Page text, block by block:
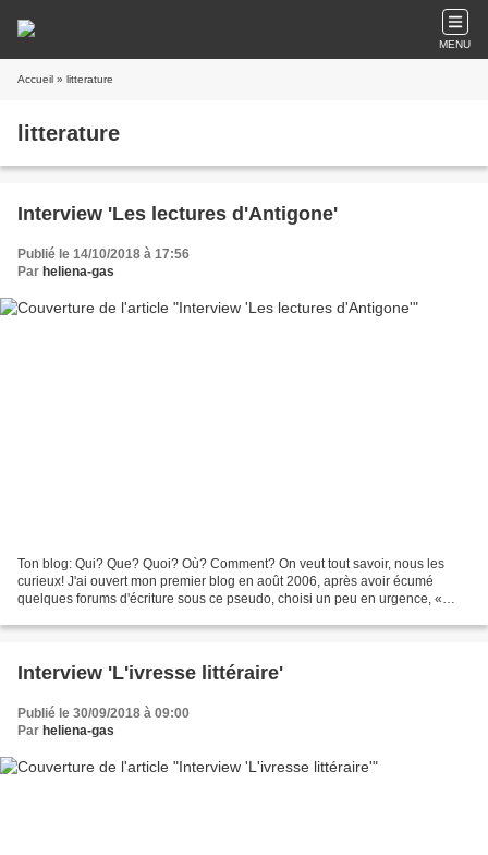
MENU
Accueil » litterature
litterature
Interview 'Les lectures d'Antigone'
Publié le 14/10/2018 à 17:56
Par heliena-gas
Ton blog: Qui? Que? Quoi? Où? Comment? On veut tout savoir, nous les
curieux! J'ai ouvert mon premier blog en août 2006, après avoir écumé
quelques forums d'écriture sous ce pseudo, choisi un peu en urgence, «
Interview 'L'ivresse littéraire'
Publié le 30/09/2018 à 09:00
Par heliena-gas